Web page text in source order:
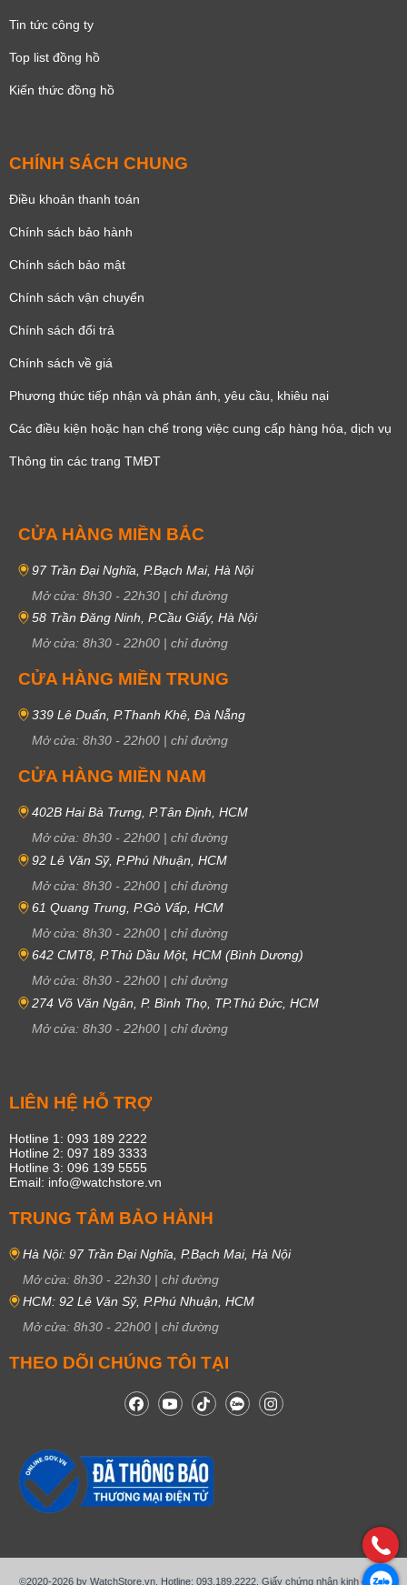
Tin tức công ty
Top list đồng hồ
Kiến thức đồng hồ
CHÍNH SÁCH CHUNG
Điều khoản thanh toán
Chính sách bảo hành
Chính sách bảo mật
Chính sách vận chuyển
Chính sách đổi trả
Chính sách về giá
Phương thức tiếp nhận và phản ánh, yêu cầu, khiêu nại
Các điều kiện hoặc hạn chế trong việc cung cấp hàng hóa, dịch vụ
Thông tin các trang TMĐT
CỬA HÀNG MIỀN BẮC
97 Trần Đại Nghĩa, P.Bạch Mai, Hà Nội
Mở cửa: 8h30 - 22h30 | chỉ đường
58 Trần Đăng Ninh, P.Cầu Giấy, Hà Nội
Mở cửa: 8h30 - 22h00 | chỉ đường
CỬA HÀNG MIỀN TRUNG
339 Lê Duẩn, P.Thanh Khê, Đà Nẵng
Mở cửa: 8h30 - 22h00 | chỉ đường
CỬA HÀNG MIỀN NAM
402B Hai Bà Trưng, P.Tân Định, HCM
Mở cửa: 8h30 - 22h00 | chỉ đường
92 Lê Văn Sỹ, P.Phú Nhuận, HCM
Mở cửa: 8h30 - 22h00 | chỉ đường
61 Quang Trung, P.Gò Vấp, HCM
Mở cửa: 8h30 - 22h00 | chỉ đường
642 CMT8, P.Thủ Dầu Một, HCM (Bình Dương)
Mở cửa: 8h30 - 22h00 | chỉ đường
274 Võ Văn Ngân, P. Bình Thọ, TP.Thủ Đức, HCM
Mở cửa: 8h30 - 22h00 | chỉ đường
LIÊN HỆ HỖ TRỢ
Hotline 1: 093 189 2222
Hotline 2: 097 189 3333
Hotline 3: 096 139 5555
Email: info@watchstore.vn
TRUNG TÂM BẢO HÀNH
Hà Nội: 97 Trần Đại Nghĩa, P.Bạch Mai, Hà Nội
Mở cửa: 8h30 - 22h30 | chỉ đường
HCM: 92 Lê Văn Sỹ, P.Phú Nhuận, HCM
Mở cửa: 8h30 - 22h00 | chỉ đường
THEO DÕI CHÚNG TÔI TẠI
©2020-2026 by WatchStore.vn. Hotline: 093.189.2222. Giấy chứng nhận kinh doanh